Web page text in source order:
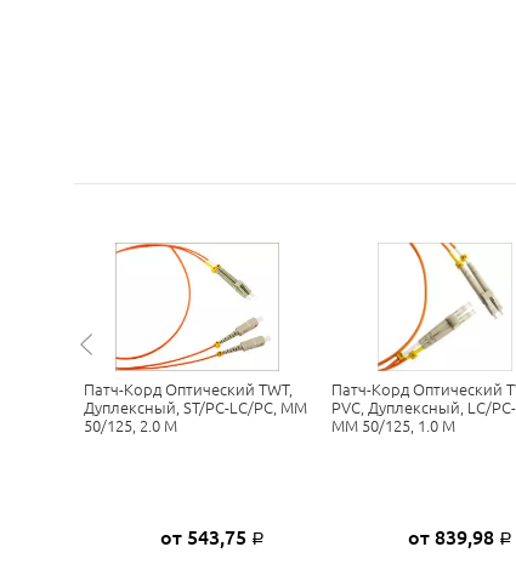
Патч-Корд Оптический TWT,
Дуплексный, ST/PC-LC/PC, MM
50/125, 2.0 М
от 543,75 Р
Патч-Корд Оптический
PVC, Дуплексный, LC/PC-
MM 50/125, 1.0 М
от 839,98 Р